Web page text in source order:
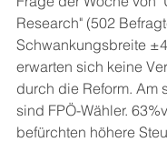
Research" (502
Schwankungsbreite
erwarten sich keine
durch die Reform. Am
sind FPÖ-Wähler.
befürchten höhere